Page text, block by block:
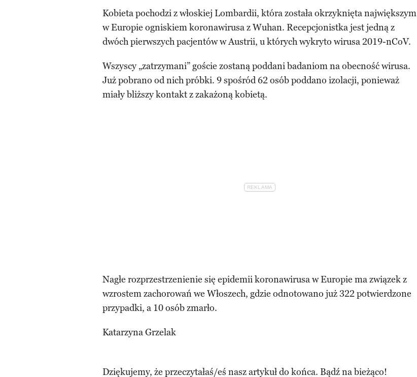
Kobieta pochodzi z włoskiej Lombardii, która została okrzyknięta największym
w Europie ogniskiem koronawirusa z Wuhan. Recepcjonistka jest jedną z
dwóch pierwszych pacjentów w Austrii, u których wykryto wirusa 2019-nCoV.
Wszyscy „zatrzymani” goście zostaną poddani badaniom na obecność wirusa.
Już pobrano od nich próbki. 9 spośród 62 osób poddano izolacji, ponieważ
miały bliższy kontakt z zakażoną kobietą.
Nagłe rozprzestrzenienie się epidemii koronawirusa w Europie ma związek z
wzrostem zachorowań we Włoszech, gdzie odnotowano już 322 potwierdzone
przypadki, a 10 osób zmarło.
Katarzyna Grzelak
Dziękujemy, że przeczytałaś/eś nasz artykuł do końca. Bądź na bieżąco!